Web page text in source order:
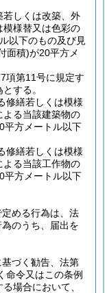
若しくは改築、外
模様替又は色彩の
以下のもの及び見
面積)が20平方メ
項第11号に規定す
する。
修繕若しくは模様
よる当該建築物の
平方メートル以下
修繕若しくは模様
よる当該工作物の
平方メートル以下
める行為は、法
のうち、届出を
づく勧告、法第
命令又はこの条例
場合において、